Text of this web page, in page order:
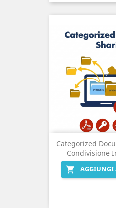
Categorized
Condivisione

AGGIUNGI